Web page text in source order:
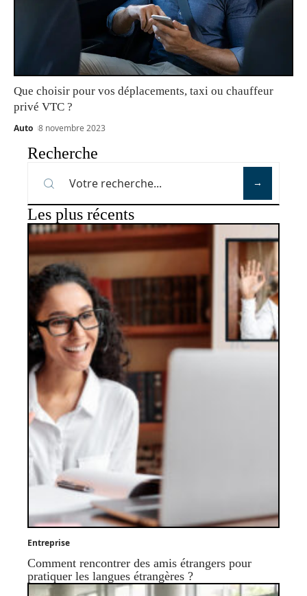
Que choisir pour vos déplacements, taxi ou chauffeur
privé VTC ?
Auto 8 novembre 2023
Recherche
Les plus récents
Entreprise
Comment rencontrer des amis étrangers pour
pratiquer les langues étrangères ?